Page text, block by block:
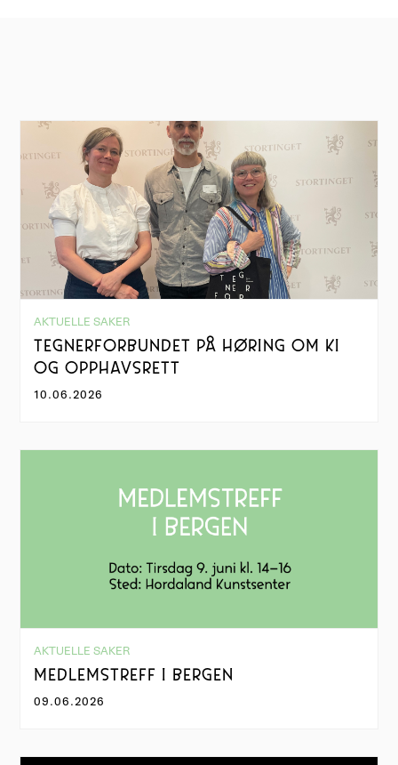
AKTUELLE SAKER
TEGNERFORBUNDET PÅ HØRING OM KI
OG OPPHAVSRETT
10.06.2026
AKTUELLE SAKER
MEDLEMSTREFF I BERGEN
09.06.2026